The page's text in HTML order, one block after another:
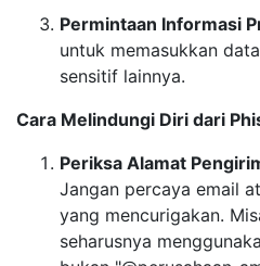
Permintaan Informasi
untuk memasukkan
sensitif lainnya.
Cara Melindungi Diri dari
Periksa Alamat
Jangan percaya email
yang mencurigakan.
seharusnya